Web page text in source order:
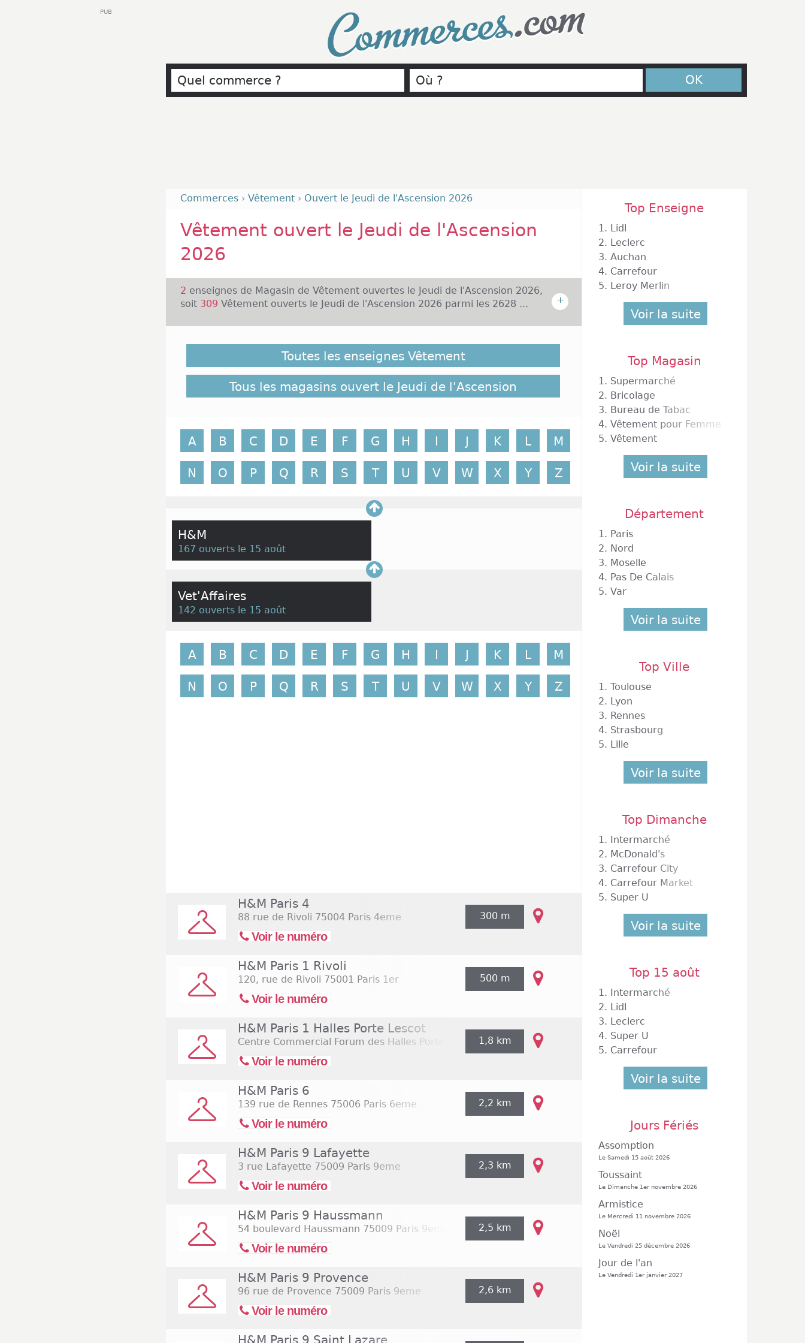
Commerces.com
OK
Commerces › Vêtement › Ouvert le Jeudi de l'Ascension 2026
Vêtement ouvert le Jeudi de l'Ascension
2026
2 enseignes de Magasin de Vêtement ouvertes le Jeudi de l'Ascension 2026,
soit 309 Vêtement ouverts le Jeudi de l'Ascension 2026 parmi les 2628 ... +
votre apparence si vous souhaitez être respecté et admiré par les autres. Si cela
fait des années que vous n'avez pas fait un grand shopping, c'est reparti pour le
jour férié de l'Ascension. Videz votre dressing et partez à la recherche d'articles
de mode branchés et tendances ce premier jeudi du mois de mai. Les portes
des boutiques de mode vous seront ouvertes. Elles vous accueillent dans une
Toutes les enseignes Vêtement
Tous les magasins ouvert le Jeudi de l'Ascension
A B C D E F G H I J K L M
N O P Q R S T U V W X Y Z
H&M
167 ouverts le 15 août
Vet'Affaires
142 ouverts le 15 août
A B C D E F G H I J K L M
N O P Q R S T U V W X Y Z
H&M Paris 4
88 rue de Rivoli 75004 Paris 4eme
Voir le numéro
300 m
H&M Paris 1 Rivoli
120, rue de Rivoli 75001 Paris 1er
Voir le numéro
500 m
H&M Paris 1 Halles Porte Lescot
Centre Commercial Forum des Halles Porte Lescot 75001 Paris 1er
Voir le numéro
1,8 km
H&M Paris 6
139 rue de Rennes 75006 Paris 6eme
Voir le numéro
2,2 km
H&M Paris 9 Lafayette
3 rue Lafayette 75009 Paris 9eme
Voir le numéro
2,3 km
H&M Paris 9 Haussmann
54 boulevard Haussmann 75009 Paris 9eme
Voir le numéro
2,5 km
H&M Paris 9 Provence
96 rue de Provence 75009 Paris 9eme
Voir le numéro
2,6 km
H&M Paris 9 Saint Lazare
Top Enseigne
1. Lidl
2. Leclerc
3. Auchan
4. Carrefour
5. Leroy Merlin
Voir la suite
Top Magasin
1. Supermarché
2. Bricolage
3. Bureau de Tabac
4. Vêtement pour Femme
5. Vêtement
Voir la suite
Département
1. Paris
2. Nord
3. Moselle
4. Pas De Calais
5. Var
Voir la suite
Top Ville
1. Toulouse
2. Lyon
3. Rennes
4. Strasbourg
5. Lille
Voir la suite
Top Dimanche
1. Intermarché
2. McDonald's
3. Carrefour City
4. Carrefour Market
5. Super U
Voir la suite
Top 15 août
1. Intermarché
2. Lidl
3. Leclerc
4. Super U
5. Carrefour
Voir la suite
Jours Fériés
Assomption
Le Samedi 15 août 2026
Toussaint
Le Dimanche 1er novembre 2026
Armistice
Le Mercredi 11 novembre 2026
Noël
Le Vendredi 25 décembre 2026
Jour de l'an
Le Vendredi 1er janvier 2027
PUB